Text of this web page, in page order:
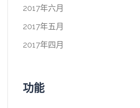
2017年六月
2017年五月
2017年四月
功能